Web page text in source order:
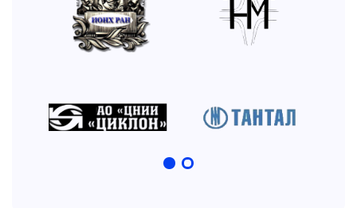
материалы и технологии». Индекс Хирша
WoS — 10, Индекс Хирша Scopus — 10,
Индекс Хирша РИНЦ-8.